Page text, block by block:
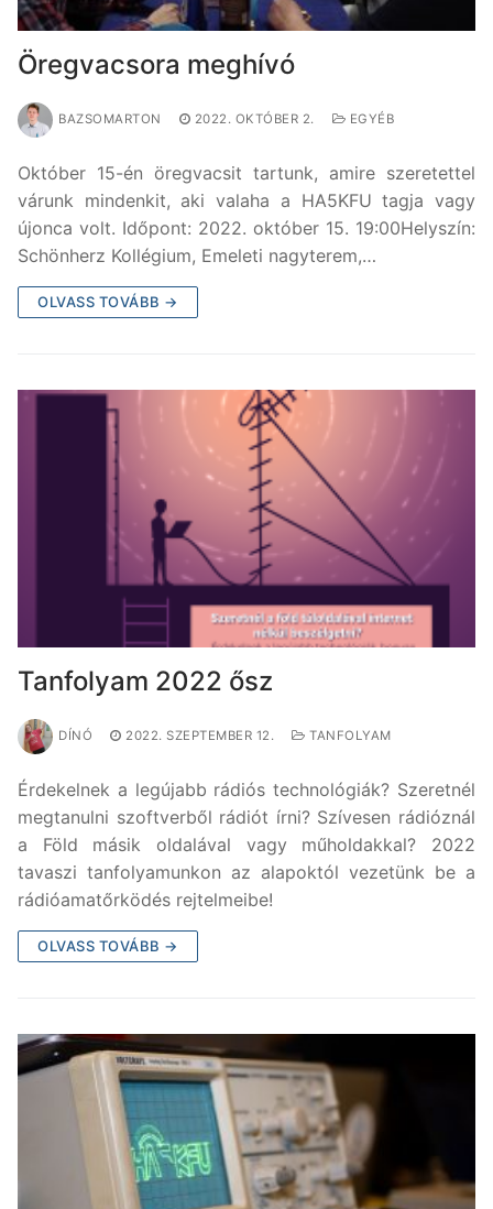
Öregvacsora meghívó
BAZSOMARTON 2022. OKTÓBER 2. EGYÉB
Október 15-én öregvacsit tartunk, amire szeretettel
várunk mindenkit, aki valaha a HA5KFU tagja vagy
újonca volt. Időpont: 2022. október 15. 19:00Helyszín:
Schönherz Kollégium, Emeleti nagyterem,…
OLVASS TOVÁBB →
Tanfolyam 2022 ősz
DÍNÓ 2022. SZEPTEMBER 12. TANFOLYAM
Érdekelnek a legújabb rádiós technológiák? Szeretnél
megtanulni szoftverből rádiót írni? Szívesen rádióznál
a Föld másik oldalával vagy műholdakkal? 2022
tavaszi tanfolyamunkon az alapoktól vezetünk be a
rádióamatőrködés rejtelmeibe!
OLVASS TOVÁBB →